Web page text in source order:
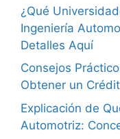
¿Qué
Ingeniería
Detalles Aquí
Consejos
Obtener un
Explicación de
Automotriz: